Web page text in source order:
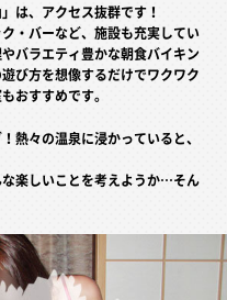
は、アクセス抜群です！
・バーなど、施設も充実してい
バラエティ豊かな朝食バイキン
び方を想像するだけでワクワク
おすすめです。
熱々の温泉に浸かっていると、
楽しいことを考えようか…そん